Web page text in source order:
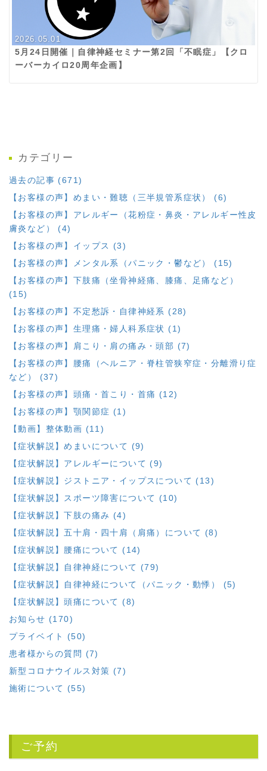
2026.05.01
5月24日開催｜自律神経セミナー第2回「不眠症」【クロ
ーバーカイロ20周年企画】
カテゴリー
過去の記事 (671)
【お客様の声】めまい・難聴（三半規管系症状） (6)
【お客様の声】アレルギー（花粉症・鼻炎・アレルギー性皮
膚炎など） (4)
【お客様の声】イップス (3)
【お客様の声】メンタル系（パニック・鬱など） (15)
【お客様の声】下肢痛（坐骨神経痛、膝痛、足痛など）
(15)
【お客様の声】不定愁訴・自律神経系 (28)
【お客様の声】生理痛・婦人科系症状 (1)
【お客様の声】肩こり・肩の痛み・頭部 (7)
【お客様の声】腰痛（ヘルニア・脊柱管狭窄症・分離滑り症
など） (37)
【お客様の声】頭痛・首こり・首痛 (12)
【お客様の声】顎関節症 (1)
【動画】整体動画 (11)
【症状解説】めまいについて (9)
【症状解説】アレルギーについて (9)
【症状解説】ジストニア・イップスについて (13)
【症状解説】スポーツ障害について (10)
【症状解説】下肢の痛み (4)
【症状解説】五十肩・四十肩（肩痛）について (8)
【症状解説】腰痛について (14)
【症状解説】自律神経について (79)
【症状解説】自律神経について（パニック・動悸） (5)
【症状解説】頭痛について (8)
お知らせ (170)
プライベイト (50)
患者様からの質問 (7)
新型コロナウイルス対策 (7)
施術について (55)
ご予約